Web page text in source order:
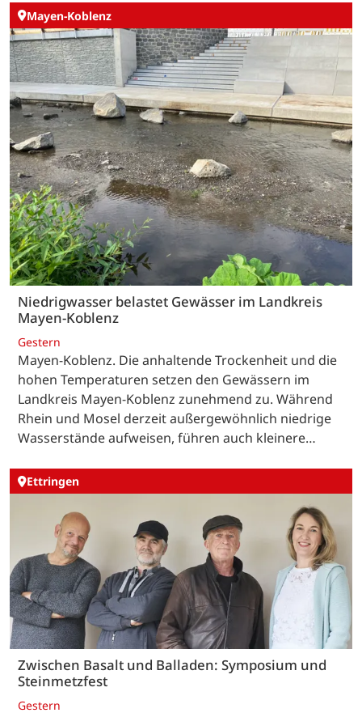
Mayen-Koblenz
Niedrigwasser belastet Gewässer im Landkreis
Mayen-Koblenz
Gestern
Mayen-Koblenz. Die anhaltende Trockenheit und die
hohen Temperaturen setzen den Gewässern im
Landkreis Mayen-Koblenz zunehmend zu. Während
Rhein und Mosel derzeit außergewöhnlich niedrige
Wasserstände aufweisen, führen auch kleinere…
Ettringen
Zwischen Basalt und Balladen: Symposium und
Steinmetzfest
Gestern